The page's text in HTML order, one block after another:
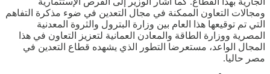
ومجالات التعاون الممكنة في مجال التعدين في ضوء مذكرة التفاهم
التي تم توقيعها هذا العام بين وزارة البترول والثروة المعدنية
المصرية ووزارة الطاقة والمعادن العمانية لتعزيز التعاون في هذا
المجال الواعد، مستعرضا التطور الذي يشهده قطاع التعدين في
مصر حاليا.